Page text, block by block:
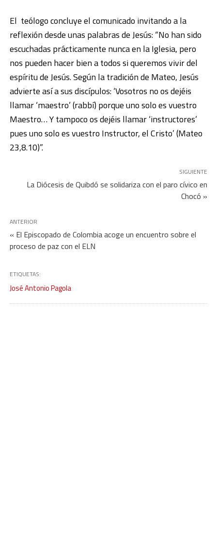
El teólogo concluye el comunicado invitando a la
reflexión desde unas palabras de Jesús: “No han sido
escuchadas prácticamente nunca en la Iglesia, pero
nos pueden hacer bien a todos si queremos vivir del
espíritu de Jesús. Según la tradición de Mateo, Jesús
advierte así a sus discípulos: ‘Vosotros no os dejéis
llamar ‘maestro’ (rabbí) porque uno solo es vuestro
Maestro… Y tampoco os dejéis llamar ‘instructores’
pues uno solo es vuestro Instructor, el Cristo’ (Mateo
23,8.10)”.
SIGUIENTE
La Diócesis de Quibdó se solidariza con el paro cívico en
Chocó »
ANTERIOR
« El Episcopado de Colombia acoge un encuentro sobre el
proceso de paz con el ELN
ETIQUETAS:
José Antonio Pagola